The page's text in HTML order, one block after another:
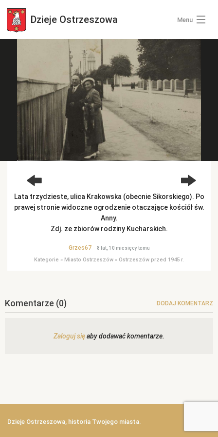
Dzieje Ostrzeszowa Menu
Wszystkie zdjęcia
Zaloguj się
+ Dodaj zdjęcia
Lata trzydzieste, ulica Krakowska (obecnie Sikorskiego). Po
prawej stronie widoczne ogrodzenie otaczające kościół św.
Anny.
Zdj. ze zbiorów rodziny Kucharskich.
Grzes67 8 lat, 10 miesięcy temu
Kategorie » Miasto Ostrzeszów » Ostrzeszów przed 1945 r.
Komentarze (0) DODAJ KOMENTARZ
Zaloguj sięaby dodawać komentarze.
Dzieje Ostrzeszowa, historia Twojego miasta.